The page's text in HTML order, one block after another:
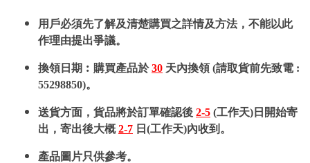
用戶必須先了解及清楚購買之詳情及方法，不能以此
作理由提出爭議。
換領日期︰購買產品於30 天內換領 (請取貨前先致電 :
55298850)。
送貨方面，貨品將於訂單確認後 2-5 (工作天)日開始寄
出，寄出後大概2-7 日(工作天)內收到。
產品圖片只供參考。